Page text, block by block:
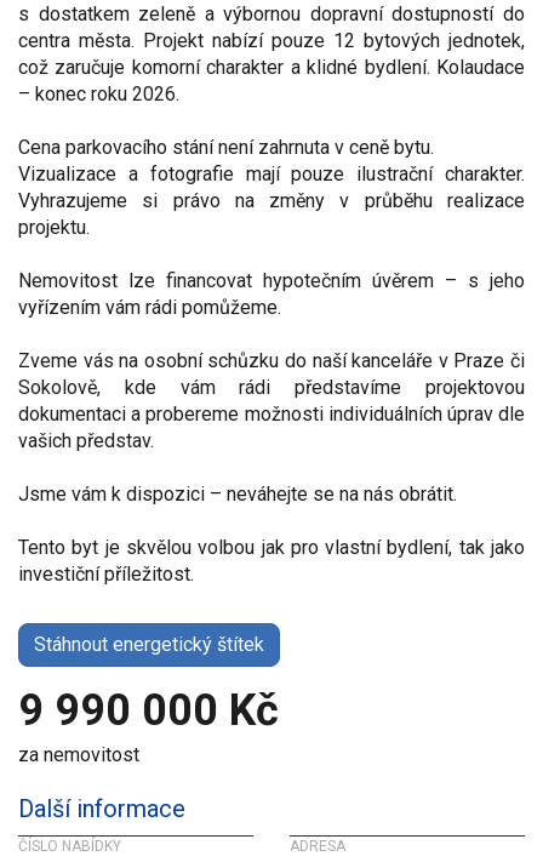
s dostatkem zeleně a výbornou dopravní dostupností do
centra města. Projekt nabízí pouze 12 bytových jednotek,
což zaručuje komorní charakter a klidné bydlení. Kolaudace
– konec roku 2026.
Cena parkovacího stání není zahrnuta v ceně bytu.
Vizualizace a fotografie mají pouze ilustrační charakter.
Vyhrazujeme si právo na změny v průběhu realizace
projektu.
Nemovitost lze financovat hypotečním úvěrem – s jeho
vyřízením vám rádi pomůžeme.
Zveme vás na osobní schůzku do naší kanceláře v Praze či
Sokolově, kde vám rádi představíme projektovou
dokumentaci a probereme možnosti individuálních úprav dle
vašich představ.
Jsme vám k dispozici – neváhejte se na nás obrátit.
Tento byt je skvělou volbou jak pro vlastní bydlení, tak jako
investiční příležitost.
Stáhnout energetický štítek
9 990 000 Kč
za nemovitost
Další informace
ČÍSLO NABÍDKY ADRESA